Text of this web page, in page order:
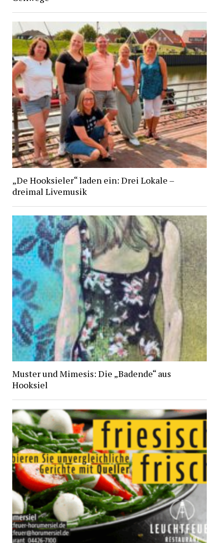
„De Hooksieler“ laden ein: Drei Lokale –
dreimal Livemusik
Muster und Mimesis: Die „Badende“ aus
Hooksiel